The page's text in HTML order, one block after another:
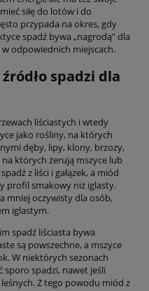
siłę do lotów i do
przypada na okres, gdy
spadź bywa „nagrodą” dla
odpowiednich miejscach.
spadzi dla
liściastych i wtedy
jako rośliny, na których
dęby, lipy, klony, brzozy,
których żerują mszyce lub
z liści i gałązek, a miód
profil smakowy niż iglasty.
mniej oczywisty dla osób,
iglastym.
spadź liściasta bywa
są powszechne, a mszyce
W niektórych sezonach
sporo spadzi, nawet jeśli
Z tego powodu miód z